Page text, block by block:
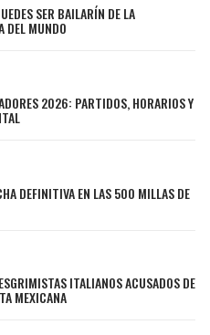
SER BAILARÍN DE LA
DEL MUNDO
2026: PARTIDOS, HORARIOS Y
DEFINITIVA EN LAS 500 MILLAS DE
ITALIANOS ACUSADOS DE
MEXICANA